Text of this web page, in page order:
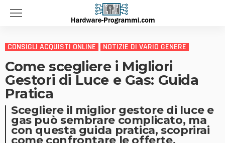
CONSIGLI ACQUISTI ONLINE NOTIZIE DI VARIO GENERE
Come scegliere i Migliori
Gestori di Luce e Gas: Guida
Pratica
Scegliere il miglior gestore di luce e
gas può sembrare complicato, ma
con questa guida pratica, scoprirai
come confrontare le offerte,